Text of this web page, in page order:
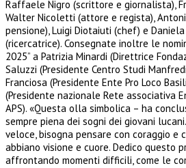
Raffaele Nigro (scrittore e giornalista),
Walter Nicoletti (attore e regista),
pensione), Luigi Diotaiuti (chef) e
(ricercatrice). Consegnate inoltre le
2025” a Patrizia Minardi (Direttrice
Saluzzi (Presidente Centro Studi
Franciosa (Presidente Ente Pro Loco
(Presidente nazionale Rete associativa
APS). «Questa olla simbolica – ha
sempre piena dei sogni dei giovani
veloce, bisogna pensare con coraggio e
abbiano visione e cuore. Dedico questo
affrontando momenti difficili, come le